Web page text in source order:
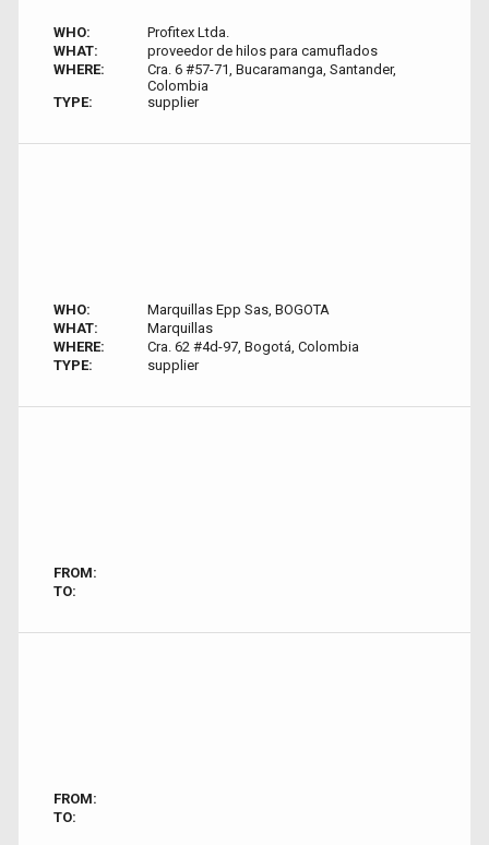
WHO:
Profitex Ltda.
WHAT:
proveedor de hilos para camuflados
WHERE:
Cra. 6 #57-71, Bucaramanga, Santander,
Colombia
TYPE:
supplier
WHO:
Marquillas Epp Sas, BOGOTA
WHAT:
Marquillas
WHERE:
Cra. 62 #4d-97, Bogotá, Colombia
TYPE:
supplier
FROM:
TO:
FROM:
TO: